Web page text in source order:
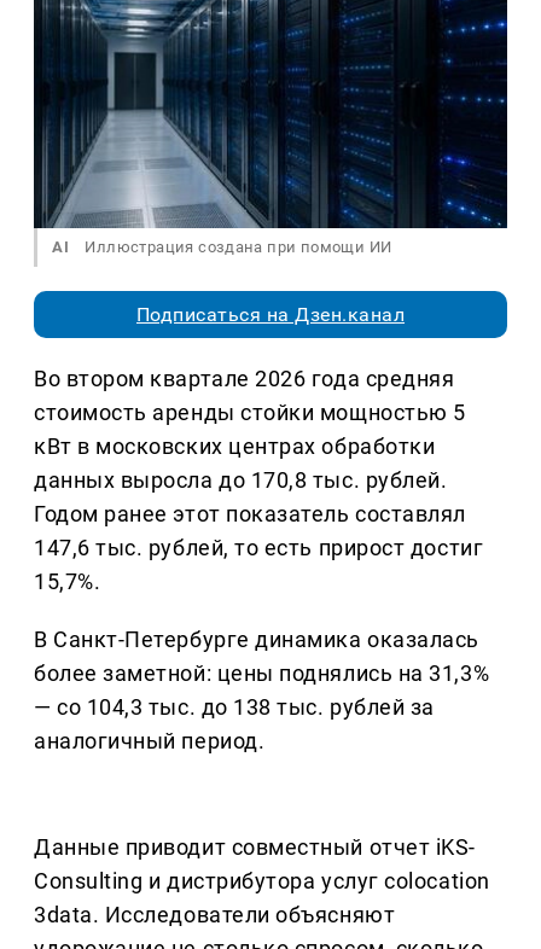
AI Иллюстрация создана при помощи ИИ
Подписаться на Дзен.канал
Во втором квартале 2026 года средняя
стоимость аренды стойки мощностью 5
кВт в московских центрах обработки
данных выросла до 170,8 тыс. рублей.
Годом ранее этот показатель составлял
147,6 тыс. рублей, то есть прирост достиг
15,7%.
В Санкт-Петербурге динамика оказалась
более заметной: цены поднялись на 31,3%
— со 104,3 тыс. до 138 тыс. рублей за
аналогичный период.
Данные приводит совместный отчет iKS-
Consulting и дистрибутора услуг colocation
3data. Исследователи объясняют